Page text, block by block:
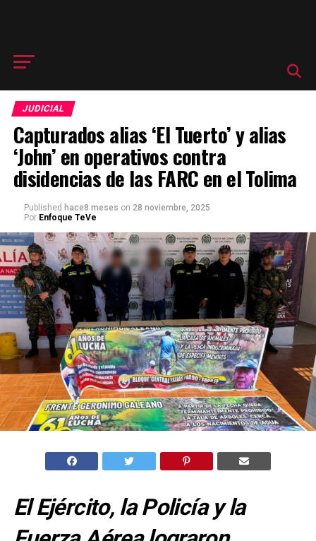
JUDICIAL
Capturados alias ‘El Tuerto’ y alias
‘John’ en operativos contra
disidencias de las FARC en el Tolima
Published hace8 meses on 28 noviembre, 2025
Por Enfoque TeVe
El Ejército, la Policía y la